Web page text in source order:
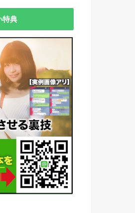
特典